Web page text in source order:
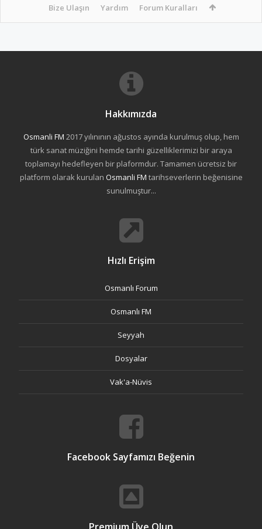
Bize Ulaşın Yardım Forum Kuralları
Hakkımızda
Osmanli FM 2017 yılınının ağustos ayında kurulmuş olup, hem
türk sanat müziğini hemde tarihi güzelliklerimizi bir araya
toplamayı hedefleyen bir plaformdur. Tamamen ücretsiz bir
platform olarak kurulan Osmanli FM tarihseverlerin beğenisine
sunulmuştur...
Hızlı Erişim
Osmanlı Forum
Osmanlı FM
Seyyah
Dosyalar
Vak'a-Nüvis
Facebook Sayfamızı Beğenin